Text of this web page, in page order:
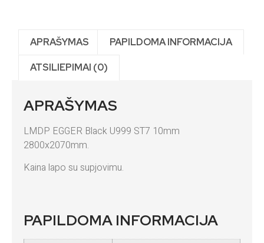
APRAŠYMAS PAPILDOMA INFORMACIJA
ATSILIEPIMAI (0)
APRAŠYMAS
LMDP EGGER Black U999 ST7 10mm
2800x2070mm.
Kaina lapo su supjovimu.
PAPILDOMA INFORMACIJA